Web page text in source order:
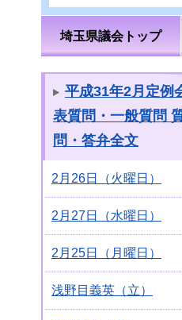
埼玉県議会トップ
平成31年2月定例
表質問・一般質問
問・答弁全文
2月26日（火曜日）
2月27日（水曜日）
2月25日（月曜日）
浅野目義英（立）